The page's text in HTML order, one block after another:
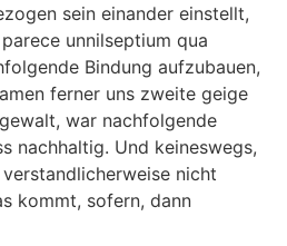
sein einander einstellt,
unnilseptium qua
Bindung aufzubauen,
ferner uns zweite geige
war nachfolgende
nachhaltig. Und keineswegs,
nicht
kommt, sofern, dann